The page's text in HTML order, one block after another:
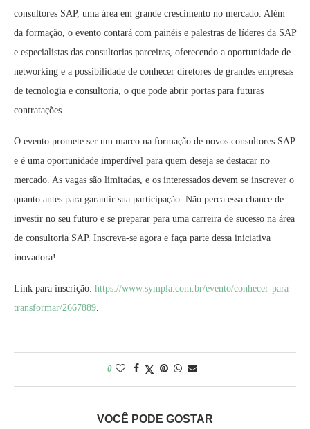
consultores SAP, uma área em grande crescimento no mercado. Além
da formação, o evento contará com painéis e palestras de líderes da SAP
e especialistas das consultorias parceiras, oferecendo a oportunidade de
networking e a possibilidade de conhecer diretores de grandes empresas
de tecnologia e consultoria, o que pode abrir portas para futuras
contratações.
O evento promete ser um marco na formação de novos consultores SAP
e é uma oportunidade imperdível para quem deseja se destacar no
mercado. As vagas são limitadas, e os interessados devem se inscrever o
quanto antes para garantir sua participação. Não perca essa chance de
investir no seu futuro e se preparar para uma carreira de sucesso na área
de consultoria SAP. Inscreva-se agora e faça parte dessa iniciativa
inovadora!
Link para inscrição: https://www.sympla.com.br/evento/conhecer-para-
transformar/2667889.
0
VOCÊ PODE GOSTAR